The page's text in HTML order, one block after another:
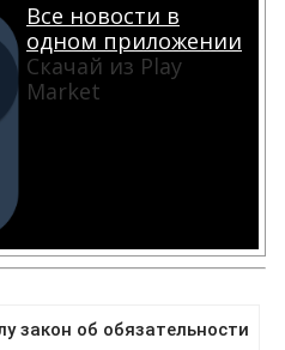
Все новости в
одном приложении
Скачай из Play
Market